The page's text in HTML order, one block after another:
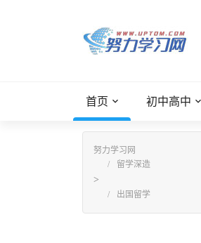
首页 初中高中
努力学习网
留学深造
>
出国留学